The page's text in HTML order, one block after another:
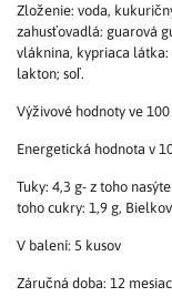
Zloženie: voda,
zahusťovadlá: guarová
vláknina, kypriaca
lakton; soľ.
Výživové hodnoty ve 100
Energetická hodnota v
Tuky: 4,3 g- z toho
toho cukry: 1,9 g,
V balení: 5 kusov
Záručná doba: 12